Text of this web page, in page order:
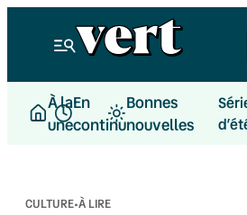
À la
une
En
continu
Bonnes
nouvelles
CULTURE·À LIRE